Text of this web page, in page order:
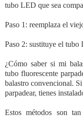
tubo LED que sea
Paso 1: reemplaza el
Paso 2: sustituye el
¿Cómo saber si mi
tubo fluorescente
balastro convencional.
parpadear, tienes
Estos métodos son